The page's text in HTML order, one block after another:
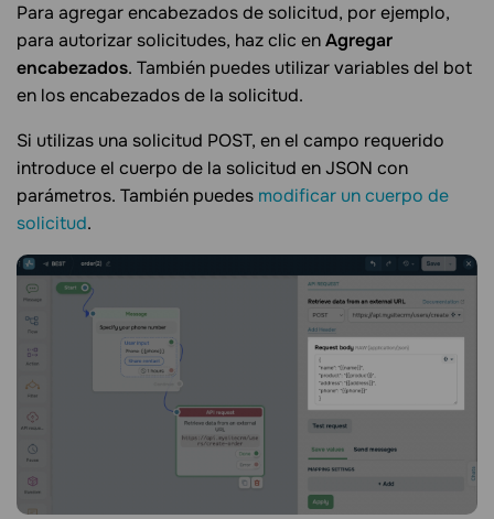
Para agregar encabezados de solicitud, por ejemplo,
para autorizar solicitudes, haz clic enAgregar
encabezados. También puedes utilizar variables del bot
en los encabezados de la solicitud.
Si utilizas una solicitud POST, en el campo requerido
introduce el cuerpo de la solicitud en JSON con
parámetros. También puedes modificar un cuerpo de
solicitud.